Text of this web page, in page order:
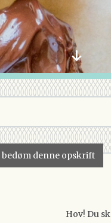
bedøm denne opskrift
Hov! Du